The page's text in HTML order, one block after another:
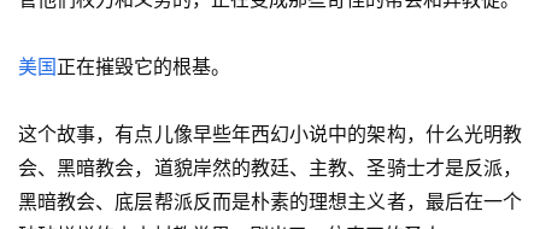
美国正在摧毁它的根基。
这个故事，有点儿像早些年西幻小说中的架构，什么光明教
会、黑暗教会，道貌岸然的教廷、主教、圣骑士才是反派，
黑暗教会、底层帮派反而是朴素的理想主义者，最后在一个